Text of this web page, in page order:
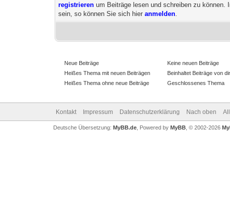
registrieren um Beiträge lesen und schreiben zu
sein, so können Sie sich hieranmelden.
Neue Beiträge
Heißes Thema mit neuen Beiträgen
Heißes Thema ohne neue Beiträge
Keine neuen Beiträge
Beinhaltet Beiträge von dir
Geschlossenes Thema
Kontakt Impressum Datenschutzerklärung Nach oben
Deutsche Übersetzung: MyBB.de, Powered by MyBB, © 2002-2026